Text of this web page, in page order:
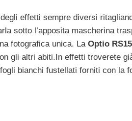
effetti sempre diversi
sotto l’apposita mascherina
fotografica unica. La Optio
gli altri abiti.In effetti troverete
bianchi fustellati forniti con la